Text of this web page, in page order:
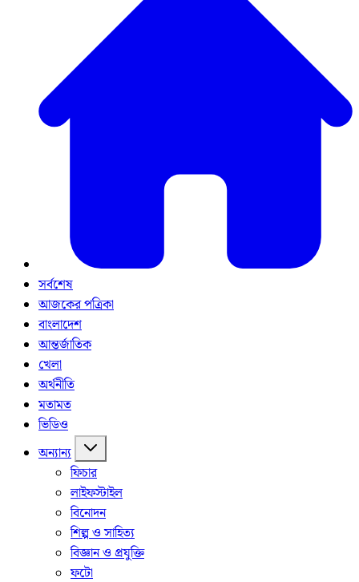
সর্বশেষ
আজকের পত্রিকা
বাংলাদেশ
আন্তর্জাতিক
খেলা
অর্থনীতি
মতামত
ভিডিও
অন্যান্য
ফিচার
লাইফস্টাইল
বিনোদন
শিল্প ও সাহিত্য
বিজ্ঞান ও প্রযুক্তি
ফটো